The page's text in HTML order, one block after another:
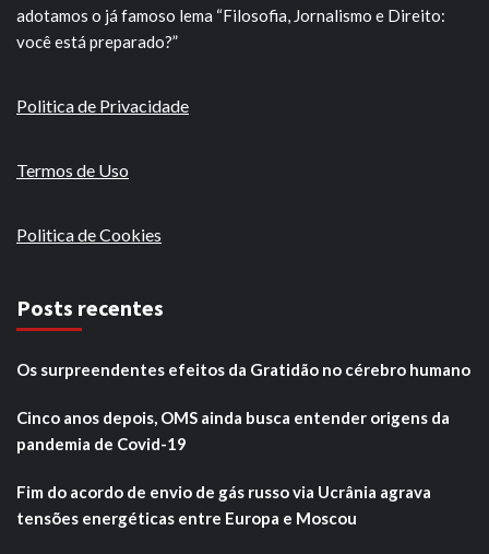
adotamos o já famoso lema “Filosofia, Jornalismo e Direito:
você está preparado?”
Politica de Privacidade
Termos de Uso
Politica de Cookies
Posts recentes
Os surpreendentes efeitos da Gratidão no cérebro humano
Cinco anos depois, OMS ainda busca entender origens da
pandemia de Covid-19
Fim do acordo de envio de gás russo via Ucrânia agrava
tensões energéticas entre Europa e Moscou